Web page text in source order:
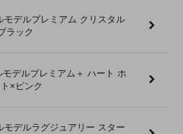
デルプレミアム クリスタル
ラック
デルプレミアム＋ ハート ホ
×ピンク
デルラグジュアリー スター